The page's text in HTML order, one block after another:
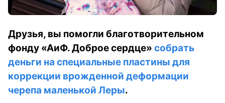
Друзья, вы помогли благотворительном
фонду «АиФ. Доброе сердце» собрать
деньги на специальные пластины для
коррекции врожденной деформации
черепа маленькой Леры.